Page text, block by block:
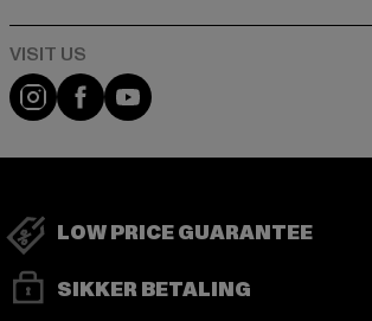
Visit our Instagram page:
Visit our Facebook page:
Visit our YouTube channel:
LOW PRICE GUARANTEE
SIKKER BETALING